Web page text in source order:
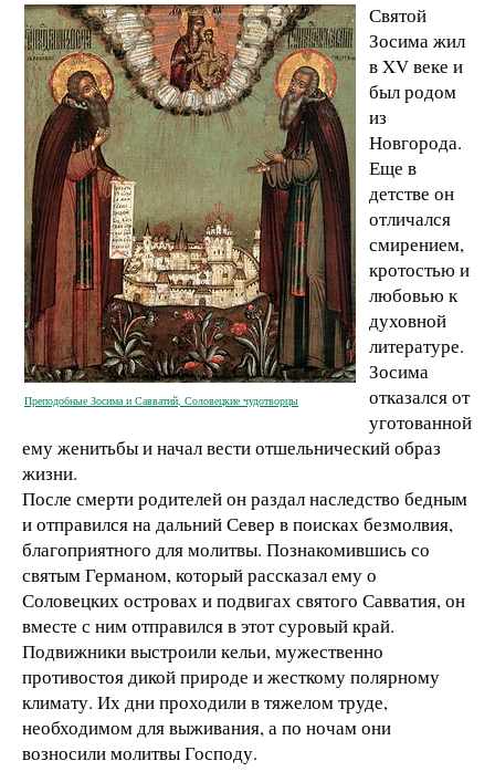
Преподобные Зосима и Савватий, Соловецкие чудотворцы
Святой
Зосима жил
в XV веке и
был родом
из
Новгорода.
Еще в
детстве он
отличался
смирением,
кротостью и
любовью к
духовной
литературе.
Зосима
отказался от
уготованной
ему женитьбы и начал вести отшельнический образ
жизни.
После смерти родителей он раздал наследство бедным
и отправился на дальний Север в поисках безмолвия,
благоприятного для молитвы. Познакомившись со
святым Германом, который рассказал ему о
Соловецких островах и подвигах святого Савватия, он
вместе с ним отправился в этот суровый край.
Подвижники выстроили кельи, мужественно
противостоя дикой природе и жесткому полярному
климату. Их дни проходили в тяжелом труде,
необходимом для выживания, а по ночам они
возносили молитвы Господу.